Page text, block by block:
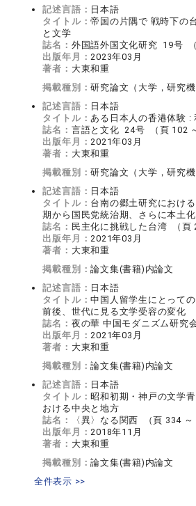
記述言語： 日本語
タイトル：帝国の片隅で 戦時下の
と文学
誌名： 外国語外国文化研究 19号 （
出版年月：2023年03月
著者： 大東和重
掲載種別：研究論文（大学，研究機
記述言語： 日本語
タイトル：ある日本人の香港体験 :
誌名： 言語と文化 24号 （頁 102
出版年月：2021年03月
著者： 大東和重
掲載種別：研究論文（大学，研究機
記述言語： 日本語
タイトル： 台南の郷土研究におけ
期から国民党統治期、さらに本土
誌名： 民主化に挑戦した台湾 （頁
出版年月：2021年03月
著者： 大東和重
掲載種別：論文集(書籍)内論文
記述言語： 日本語
タイトル：中国人留学生にとって
前後、世代に見る文学受容の変化
誌名： 夜の華 中国モダニズム研究
出版年月：2021年03月
著者： 大東和重
掲載種別：論文集(書籍)内論文
記述言語： 日本語
タイトル： 昭和初期・神戸の文学
おける中央と地方
誌名：
〈異〉なる関西 （頁 334 ～
出版年月：2018年11月
著者： 大東和重
掲載種別：論文集(書籍)内論文
全件表示 >>